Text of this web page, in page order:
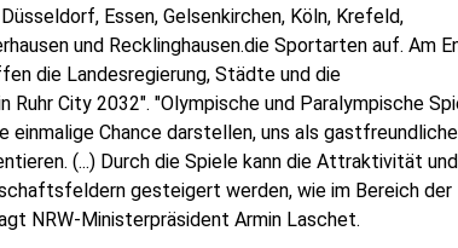
Essen, Gelsenkirchen, Köln, Krefeld,
und Recklinghausen.die Sportarten auf. Am
die Landesregierung, Städte und die
Ruhr City 2032". "Olympische und Paralympische
einmalige Chance darstellen, uns als
(...) Durch die Spiele kann die Attraktivität und
gesteigert werden, wie im Bereich der
NRW-Ministerpräsident Armin Laschet.